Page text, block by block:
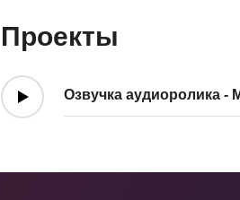
Проекты
Озвучка аудиоролика -